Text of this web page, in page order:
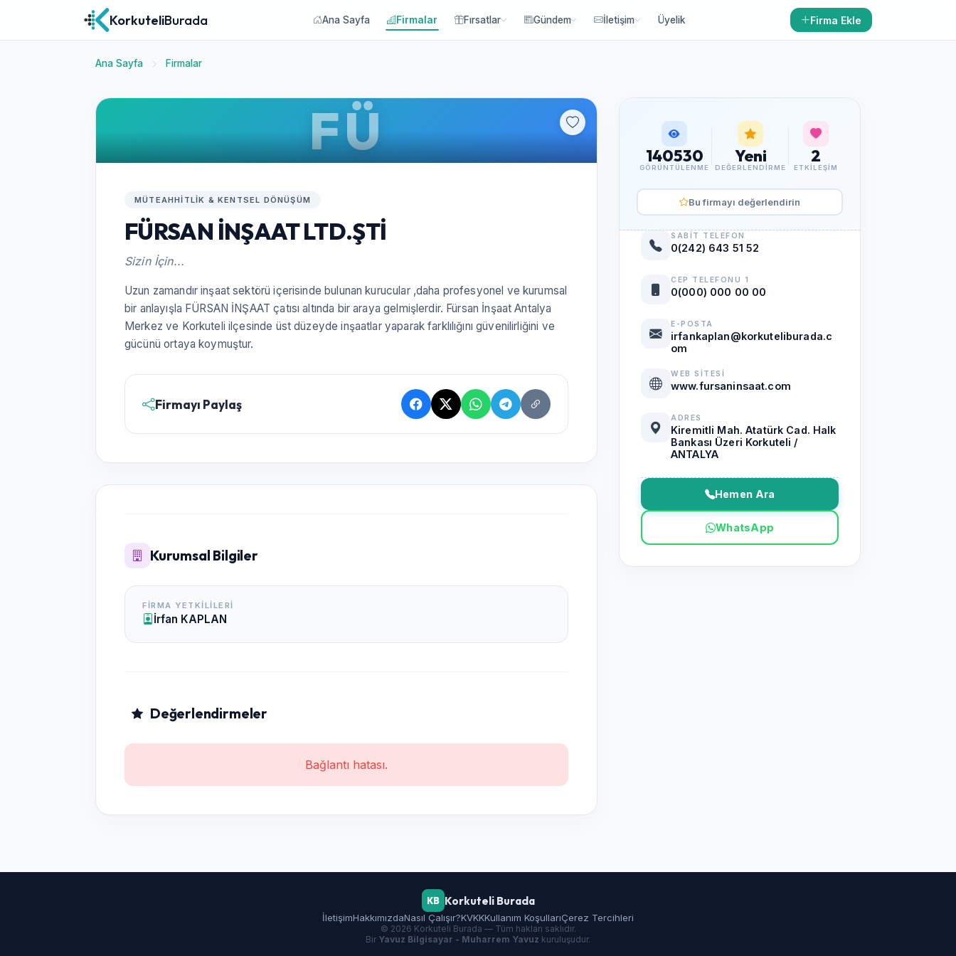
KorkuteliBurada Ana Sayfa Firmalar Fırsatlar Gündem İletişim Üyelik Firma Ekle
Ana Sayfa Firmalar
FÜ
MÜTEAHHITLIK & KENTSEL DÖNÜŞÜM
FÜRSAN İNŞAAT LTD.ŞTİ
Sizin İçin...
Uzun zamandır inşaat sektörü içerisinde bulunan kurucular ,daha profesyonel ve kurumsal
bir anlayışla FÜRSAN İNŞAAT çatısı altında bir araya gelmişlerdir. Fürsan İnşaat Antalya
Merkez ve Korkuteli ilçesinde üst düzeyde inşaatlar yaparak farklılığını güvenilirliğini ve
gücünü ortaya koymuştur.
Firmayı Paylaş
Kurumsal Bilgiler
FIRMA YETKILILERI
İrfan KAPLAN
Değerlendirmeler
Bağlantı hatası.
140530
GÖRÜNTÜLENME
Yeni
DEĞERLENDIRME
2
ETKILEŞIM
Bu firmayı değerlendirin
SABIT TELEFON
0(242) 643 51 52
CEP TELEFONU 1
0(000) 000 00 00
E-POSTA
irfankaplan@korkuteliburada.c
om
WEB SITESI
www.fursaninsaat.com
ADRES
Kiremitli Mah. Atatürk Cad. Halk
Bankası Üzeri Korkuteli /
ANTALYA
Hemen Ara
WhatsApp
KB Korkuteli Burada
İletişimHakkımızdaNasıl Çalışır?KVKKKullanım KoşullarıÇerez Tercihleri
© 2026 Korkuteli Burada — Tüm hakları saklıdır.
Bir Yavuz Bilgisayar - Muharrem Yavuz kuruluşudur.